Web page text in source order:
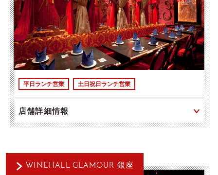
平日ランチ営業 土日祝日ランチ営業
店舗詳細情報
WINEHALL GLAMOUR 銀座